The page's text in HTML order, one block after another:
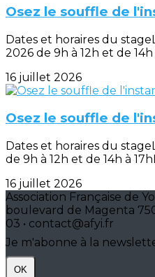
Osez le souffle de
Dates et horaires du
2026 de 9h à 12h et de
16 juillet 2026
Osez le souffle de
Dates et horaires du
de 9h à 12h et de 14h à
16 juillet 2026
Association Française de
boulevard de Magenta
03 • contact@afyi.fr
Je m'abonne à la
OK